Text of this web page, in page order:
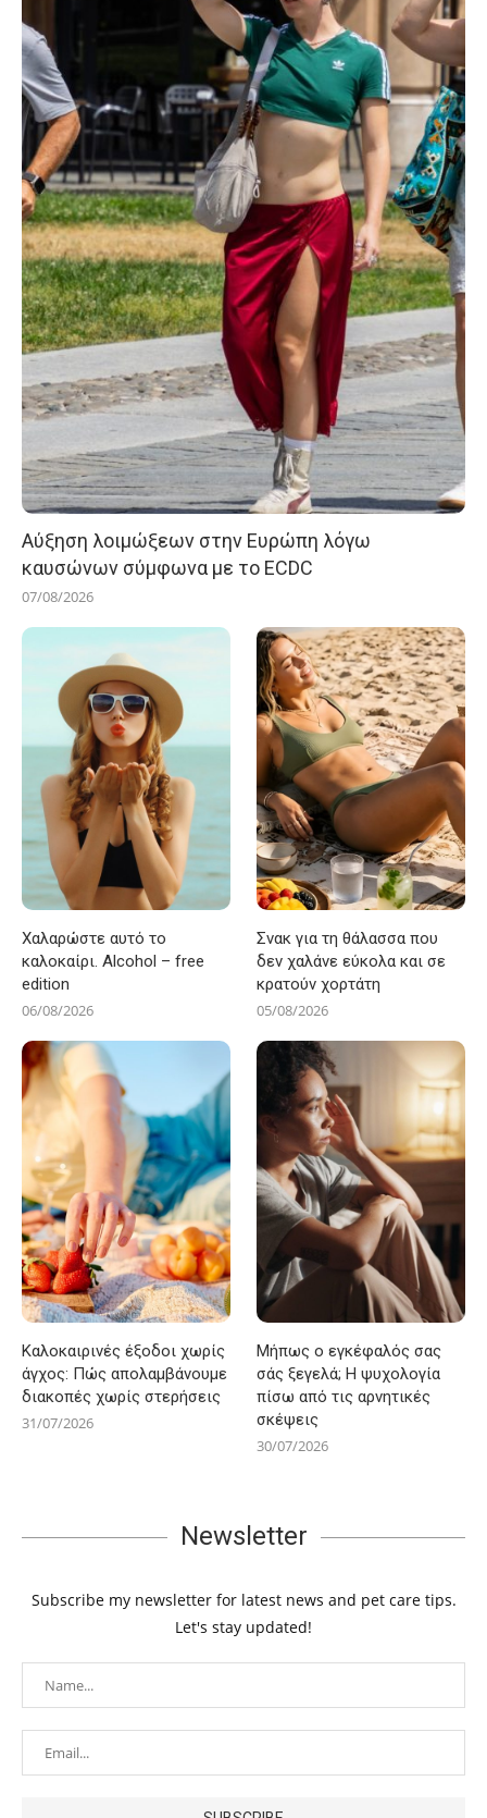
Αύξηση λοιμώξεων στην Ευρώπη λόγω
καυσώνων σύμφωνα με το ECDC
07/08/2026
Χαλαρώστε αυτό το
καλοκαίρι. Alcohol – free
edition
06/08/2026
Σνακ για τη θάλασσα που
δεν χαλάνε εύκολα και σε
κρατούν χορτάτη
05/08/2026
Καλοκαιρινές έξοδοι χωρίς
άγχος: Πώς απολαμβάνουμε
διακοπές χωρίς στερήσεις
31/07/2026
Μήπως ο εγκέφαλός σας
σάς ξεγελά; Η ψυχολογία
πίσω από τις αρνητικές
σκέψεις
30/07/2026
Newsletter
Subscribe my newsletter for latest news and pet care tips.
Let's stay updated!